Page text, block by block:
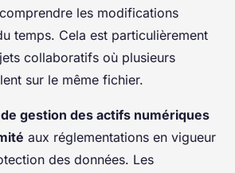
les modifications
temps. Cela est particulièrement
collaboratifs où plusieurs
sur le même fichier.
gestion des actifs numériques
aux réglementations en vigueur
des données. Les